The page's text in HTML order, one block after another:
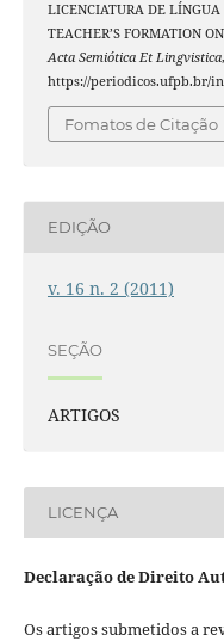
LICENCIATURA DE
TEACHER’S FORMATION
Acta Semiótica Et Lingvistica,
https://periodicos.ufpb.br/
Fomatos de Citação
EDIÇÃO
v. 16 n. 2 (2011)
SEÇÃO
ARTIGOS
LICENÇA
Declaração de Direito
Os artigos submetidos a